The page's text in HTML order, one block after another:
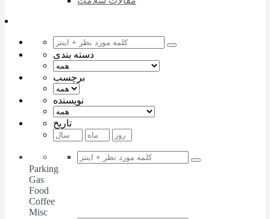
دسته بندی
برچسب
نویسنده
تاریخ
Parking
Gas
Food
Coffee
Misc